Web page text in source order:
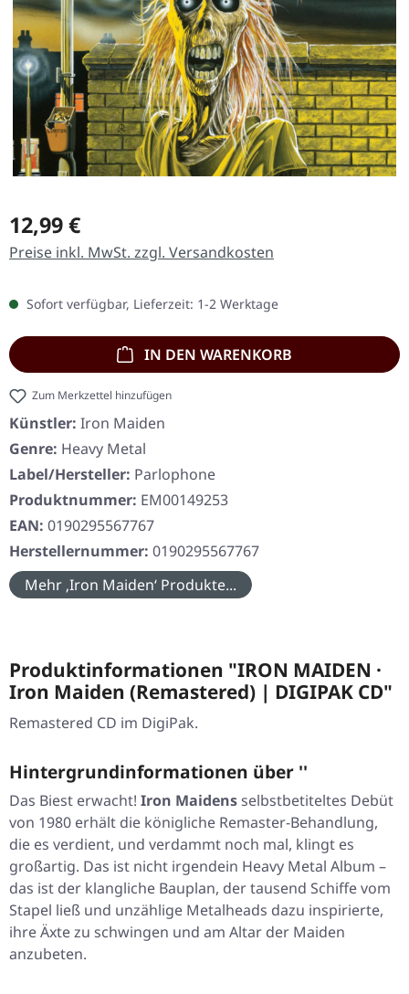
Regulärer Preis:
12,99 €
Preise inkl. MwSt. zzgl. Versandkosten
Sofort verfügbar, Lieferzeit: 1-2 Werktage
IN DEN WARENKORB
Zum Merkzettel hinzufügen
Künstler: Iron Maiden
Genre: Heavy Metal
Label/Hersteller: Parlophone
Produktnummer: EM00149253
EAN: 0190295567767
Herstellernummer: 0190295567767
Mehr ‚Iron Maiden‘ Produkte...
Produktinformationen "IRON MAIDEN ·
Iron Maiden (Remastered) | DIGIPAK CD"
Remastered CD im DigiPak.
Hintergrundinformationen über ''
Das Biest erwacht! Iron Maidensselbstbetiteltes Debüt
von 1980 erhält die königliche Remaster-Behandlung,
die es verdient, und verdammt noch mal, klingt es
großartig. Das ist nicht irgendein Heavy Metal Album –
das ist der klangliche Bauplan, der tausend Schiffe vom
Stapel ließ und unzählige Metalheads dazu inspirierte,
ihre Äxte zu schwingen und am Altar der Maiden
anzubeten.